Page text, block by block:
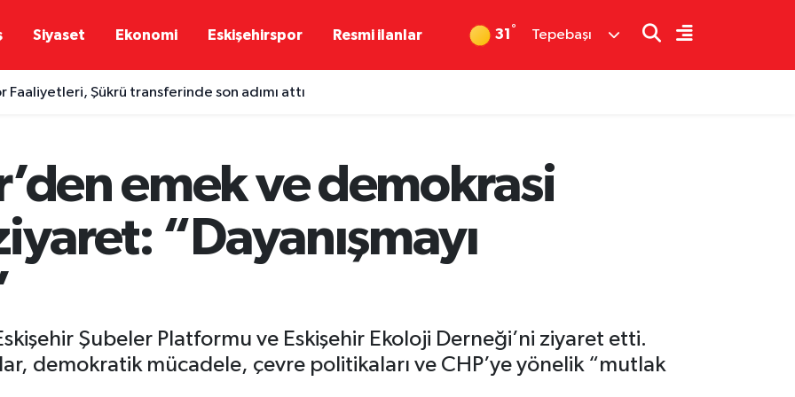
Siyaset Ekonomi Eskişehirspor Resmi ilanlar 31 ° Tepebaşı
Faaliyetleri, Şükrü transferinde son adımı attı
emek ve demokrasi
“Dayanışmayı
Şubeler Platformu ve Eskişehir Ekoloji Derneği’ni ziyaret etti.
demokratik mücadele, çevre politikaları ve CHP’ye yönelik “mutlak